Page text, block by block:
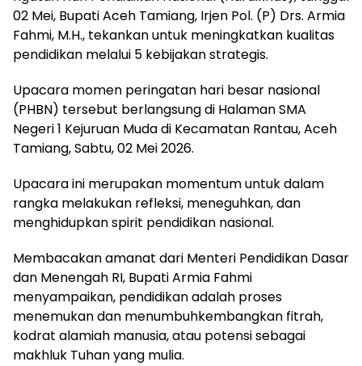
02 Mei, Bupati Aceh Tamiang, Irjen Pol. (P) Drs. Armia
Fahmi, M.H., tekankan untuk meningkatkan kualitas
pendidikan melalui 5 kebijakan strategis.
Upacara momen peringatan hari besar nasional
(PHBN) tersebut berlangsung di Halaman SMA
Negeri 1 Kejuruan Muda di Kecamatan Rantau, Aceh
Tamiang, Sabtu, 02 Mei 2026.
Upacara ini merupakan momentum untuk dalam
rangka melakukan refleksi, meneguhkan, dan
menghidupkan spirit pendidikan nasional.
Membacakan amanat dari Menteri Pendidikan Dasar
dan Menengah RI, Bupati Armia Fahmi
menyampaikan, pendidikan adalah proses
menemukan dan menumbuhkembangkan fitrah,
kodrat alamiah manusia, atau potensi sebagai
makhluk Tuhan yang mulia.